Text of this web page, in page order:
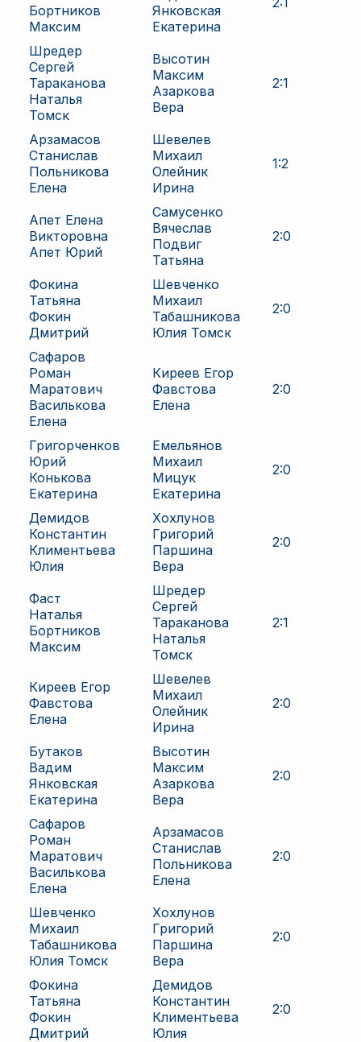
Бортников
Максим
Янковская
Екатерина
Шредер
Сергей
Тараканова
Наталья
Томск
Высотин
Максим
Азаркова
Вера
2:1
Арзамасов
Станислав
Польникова
Елена
Шевелев
Михаил
Олейник
Ирина
1:2
Апет Елена
Викторовна
Апет Юрий
Самусенко
Вячеслав
Подвиг
Татьяна
2:0
Фокина
Татьяна
Фокин
Дмитрий
Шевченко
Михаил
Табашникова
Юлия Томск
2:0
Сафаров
Роман
Маратович
Василькова
Елена
Киреев Егор
Фавстова
Елена
2:0
Григорченков
Юрий
Конькова
Екатерина
Емельянов
Михаил
Мицук
Екатерина
2:0
Демидов
Константин
Климентьева
Юлия
Хохлунов
Григорий
Паршина
Вера
2:0
Фаст
Наталья
Бортников
Максим
Шредер
Сергей
Тараканова
Наталья
Томск
2:1
Киреев Егор
Фавстова
Елена
Шевелев
Михаил
Олейник
Ирина
2:0
Бутаков
Вадим
Янковская
Екатерина
Высотин
Максим
Азаркова
Вера
2:0
Сафаров
Роман
Маратович
Василькова
Елена
Арзамасов
Станислав
Польникова
Елена
2:0
Шевченко
Михаил
Табашникова
Юлия Томск
Хохлунов
Григорий
Паршина
Вера
2:0
Фокина
Татьяна
Фокин
Дмитрий
Демидов
Константин
Климентьева
Юлия
2:0